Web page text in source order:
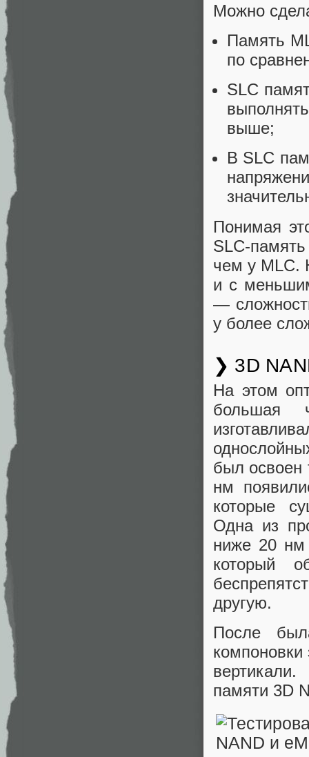
Можно
Память
по
SLC
выше;
В SLC
Понимая
SLC-
чем у MLC.
и с
—
у более
❯ 3D
На этом
большая
был освоен
нм
которые
Одна из
ниже 20 нм
который
другую.
После
памяти 3D